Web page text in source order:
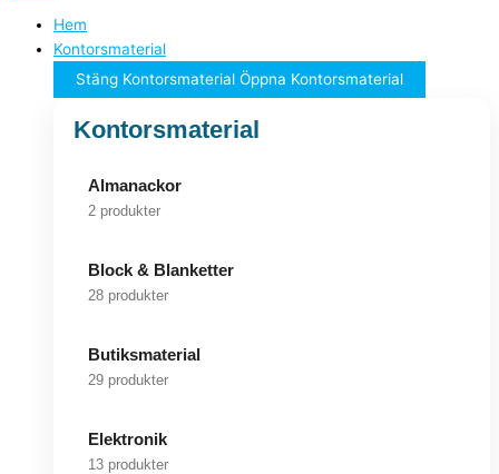
Hem
Kontorsmaterial
Stäng Kontorsmaterial Öppna Kontorsmaterial
Kontorsmaterial
Almanackor
2 produkter
Block & Blanketter
28 produkter
Butiksmaterial
29 produkter
Elektronik
13 produkter